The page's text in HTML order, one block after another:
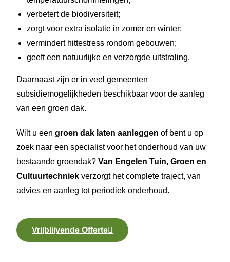
verbetert de biodiversiteit;
zorgt voor extra isolatie in zomer en winter;
vermindert hittestress rondom gebouwen;
geeft een natuurlijke en verzorgde uitstraling.
Daarnaast zijn er in veel gemeenten
subsidiemogelijkheden beschikbaar voor de aanleg
van een groen dak.
Wilt u eengroen dak laten aanleggen of bent u op
zoek naar een specialist voor het onderhoud van uw
bestaande groendak?Van Engelen Tuin, Groen en
Cultuurtechniek verzorgt het complete traject, van
advies en aanleg tot periodiek onderhoud.
Vrijblijvende Offerte